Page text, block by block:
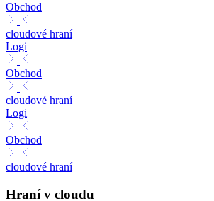
Obchod
cloudové hraní
Logi
Obchod
cloudové hraní
Logi
Obchod
cloudové hraní
Hraní v cloudu